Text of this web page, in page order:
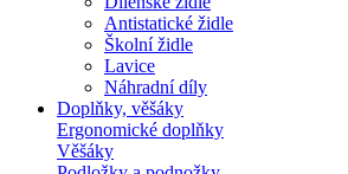
Antistatické židle
Školní židle
Lavice
Náhradní díly
Doplňky, věšáky
Ergonomické doplňky
Věšáky